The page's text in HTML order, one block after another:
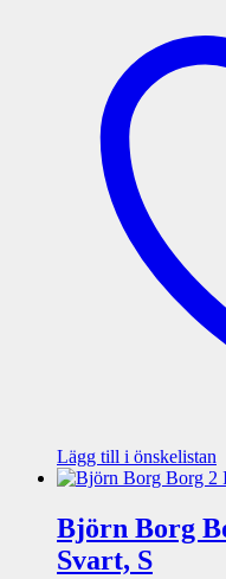
Lägg till i önskelistan
Björn Borg
Svart, S